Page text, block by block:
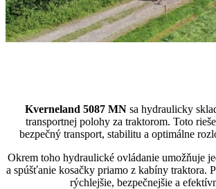
Kverneland 5087 MNsa hydraulicky
transportnej polohy za traktorom. Toto
bezpečný transport, stabilitu a optimálne
Okrem toho hydraulické ovládanie umožňuje
a spúšťanie kosačky priamo z kabíny traktora.
rýchlejšie, bezpečnejšie a